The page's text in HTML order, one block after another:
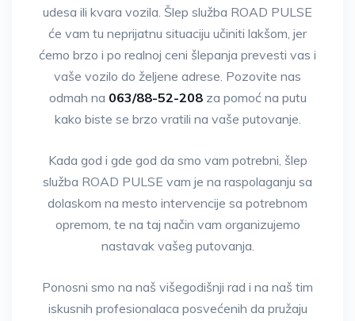
udesa ili kvara vozila. Šlep služba ROAD PULSE
će vam tu neprijatnu situaciju učiniti lakšom, jer
ćemo brzo i po realnoj ceni šlepanja prevesti vas i
vaše vozilo do željene adrese. Pozovite nas
odmah na 063/88-52-208za pomoć na putu
kako biste se brzo vratili na vaše putovanje.
Kada god i gde god da smo vam potrebni, šlep
služba ROAD PULSE vam je na raspolaganju sa
dolaskom na mesto intervencije sa potrebnom
opremom, te na taj način vam organizujemo
nastavak vašeg putovanja.
Ponosni smo na naš višegodišnji rad i na naš tim
iskusnih profesionalaca posvećenih da pružaju